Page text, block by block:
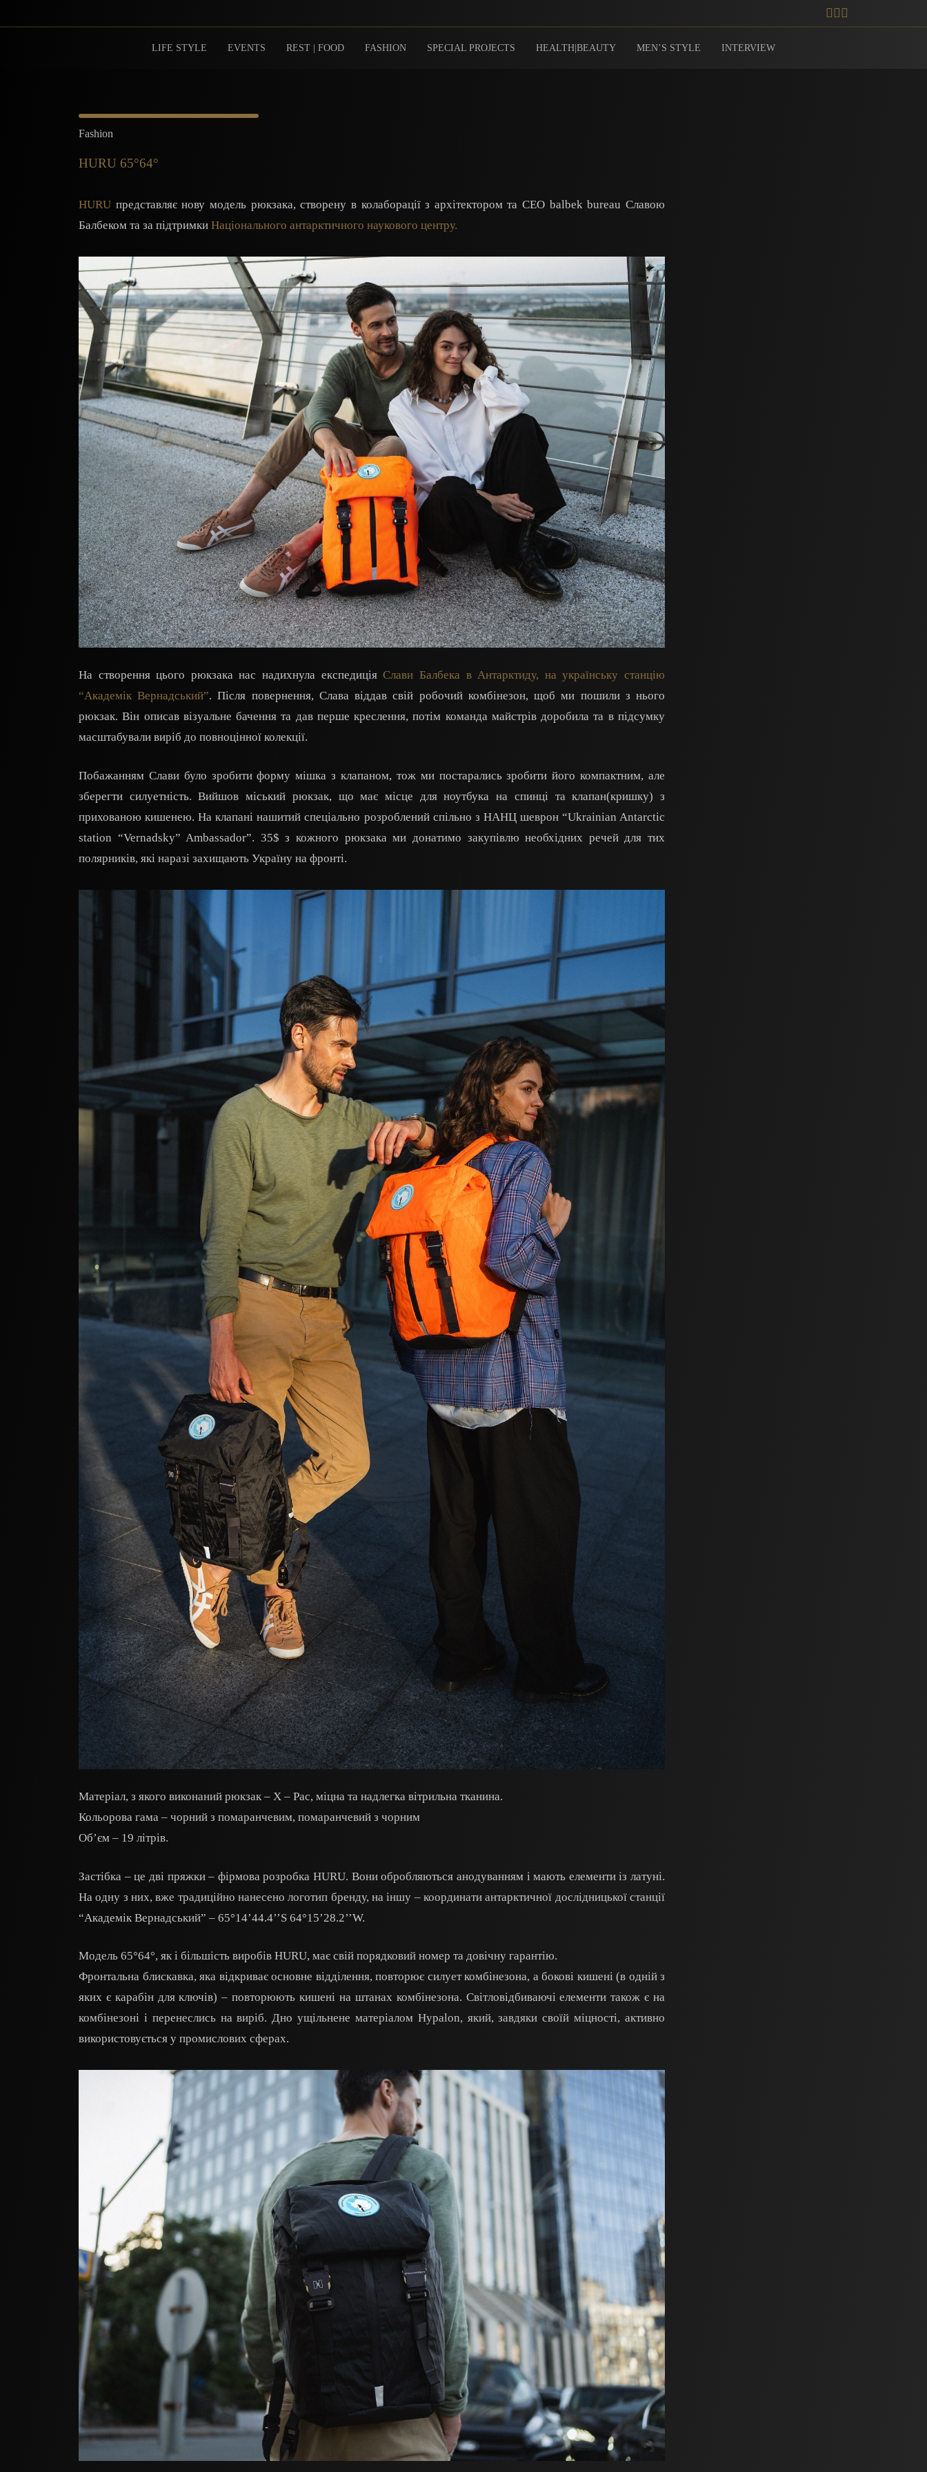
LIFE STYLE EVENTS REST | FOOD FASHION SPECIAL PROJECTS HEALTH|BEAUTY MEN’S STYLE INTERVIEW
Fashion
HURU 65°64°
HURU представляє нову модель рюкзака, створену в колаборації з архітектором та СЕО balbek bureau Славою
Балбеком та за підтримки Національного антарктичного наукового центру.
На створення цього рюкзака нас надихнула експедиціяСлави Балбека в Антарктиду, на українську станцію
“Академік Вернадський”. Після повернення, Слава віддав свій робочий комбінезон, щоб ми пошили з нього
рюкзак. Він описав візуальне бачення та дав перше креслення, потім команда майстрів доробила та в підсумку
масштабували виріб до повноцінної колекції.
Побажанням Слави було зробити форму мішка з клапаном, тож ми постарались зробити його компактним, але
зберегти силуетність. Вийшов міський рюкзак, що має місце для ноутбука на спинці та клапан(кришку) з
прихованою кишенею. На клапані нашитий спеціально розроблений спільно з НАНЦ шеврон “Ukrainian Antarctic
station “Vernadsky” Ambassador”. 35$ з кожного рюкзака ми донатимо закупівлю необхідних речей для тих
полярників, які наразі захищають Україну на фронті.
Матеріал, з якого виконаний рюкзак – X – Pac, міцна та надлегка вітрильна тканина.
Кольорова гама – чорний з помаранчевим, помаранчевий з чорним
Об’єм – 19 літрів.
Застібка – це дві пряжки – фірмова розробка HURU. Вони обробляються анодуванням і мають елементи із латуні.
На одну з них, вже традиційно нанесено логотип бренду, на іншу – координати антарктичної дослідницької станції
“Академік Вернадський” – 65°14’44.4’’S 64°15’28.2’’W.
Модель 65°64°, як і більшість виробів HURU, має свій порядковий номер та довічну гарантію.
Фронтальна блискавка, яка відкриває основне відділення, повторює силует комбінезона, а бокові кишені (в одній з
яких є карабін для ключів) – повторюють кишені на штанах комбінезона. Світловідбиваючі елементи також є на
комбінезоні і перенеслись на виріб. Дно ущільнене матеріалом Hypalon, який, завдяки своїй міцності, активно
використовується у промислових сферах.